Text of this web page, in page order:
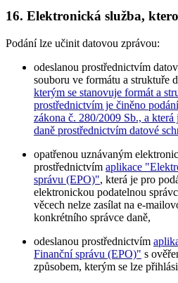
16. Elektronická služba,
Podání lze učinit datovou zprávou:
odeslanou prostřednictvím
souboru ve formátu a struktuře
kterým se stanovuje formát a
prostřednictvím je činěno
zákona č. 280/2009 Sb., a
daně prostřednictvím datové
opatřenou uznávaným
prostřednictvím aplikace
správu (EPO)", která je pro
elektronickou podatelnou
věcech nelze zasílat na e-
konkrétního správce daně,
odeslanou prostřednictvím
Finanční správu (EPO)" s
způsobem, kterým se lze